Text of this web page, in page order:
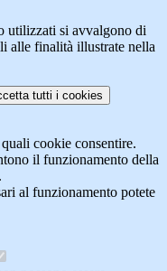
utilizzati si avvalgono di
alle finalità illustrate nella
tutti i cookies
cookie consentire.
il funzionamento della
al funzionamento potete